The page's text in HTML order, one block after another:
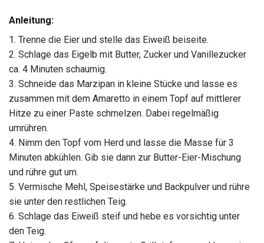
Anleitung:
1. Trenne die Eier und stelle das Eiweiß beiseite.
2. Schlage das Eigelb mit Butter, Zucker und Vanillezucker
ca. 4 Minuten schaumig.
3. Schneide das Marzipan in kleine Stücke und lasse es
zusammen mit dem Amaretto in einem Topf auf mittlerer
Hitze zu einer Paste schmelzen. Dabei regelmäßig
umrühren.
4. Nimm den Topf vom Herd und lasse die Masse für 3
Minuten abkühlen. Gib sie dann zur Butter-Eier-Mischung
und rühre gut um.
5. Vermische Mehl, Speisestärke und Backpulver und rühre
sie unter den restlichen Teig.
6. Schlage das Eiweiß steif und hebe es vorsichtig unter
den Teig.